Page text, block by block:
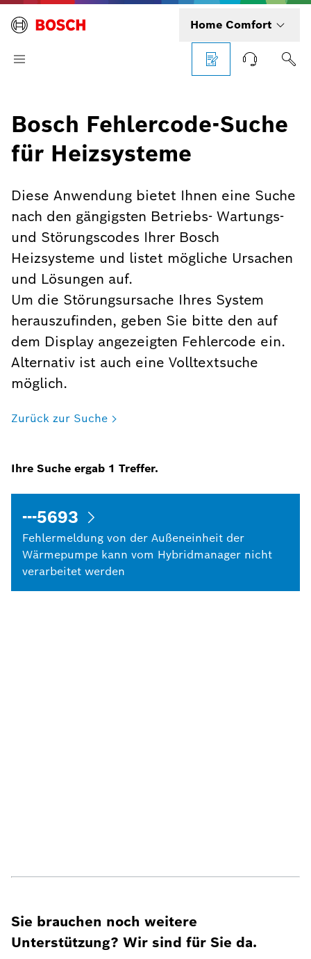
Home Comfort
Bosch Fehlercode-Suche
für Heizsysteme
Diese Anwendung bietet Ihnen eine Suche
nach den gängigsten Betriebs- Wartungs-
und Störungscodes Ihrer Bosch
Heizsysteme und listet mögliche Ursachen
und Lösungen auf.
Um die Störungsursache Ihres System
herauszufinden, geben Sie bitte den auf
dem Display angezeigten Fehlercode ein.
Alternativ ist auch eine Volltextsuche
möglich.
Zurück zur Suche
Ihre Suche ergab 1 Treffer.
---5693
Fehlermeldung von der Außeneinheit der
Wärmepumpe kann vom Hybridmanager nicht
verarbeitet werden
Sie brauchen noch weitere
Unterstützung? Wir sind für Sie da.